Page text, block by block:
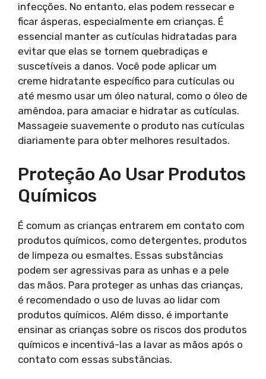
infecções. No entanto, elas podem ressecar e
ficar ásperas, especialmente em crianças. É
essencial manter as cutículas hidratadas para
evitar que elas se tornem quebradiças e
suscetíveis a danos. Você pode aplicar um
creme hidratante específico para cutículas ou
até mesmo usar um óleo natural, como o óleo de
amêndoa, para amaciar e hidratar as cutículas.
Massageie suavemente o produto nas cutículas
diariamente para obter melhores resultados.
Proteção Ao Usar Produtos
Químicos
É comum as crianças entrarem em contato com
produtos químicos, como detergentes, produtos
de limpeza ou esmaltes. Essas substâncias
podem ser agressivas para as unhas e a pele
das mãos. Para proteger as unhas das crianças,
é recomendado o uso de luvas ao lidar com
produtos químicos. Além disso, é importante
ensinar as crianças sobre os riscos dos produtos
químicos e incentivá-las a lavar as mãos após o
contato com essas substâncias.